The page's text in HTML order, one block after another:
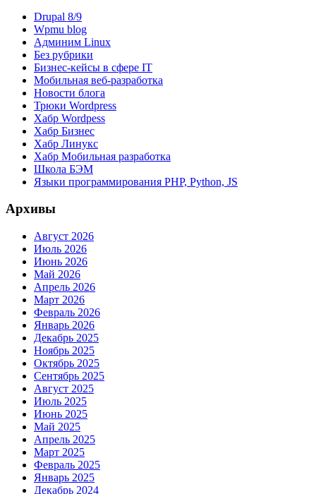
Drupal 8/9
Wpmu blog
Админим Linux
Без рубрики
Бизнес-кейсы в сфере IT
Мобильная веб-разработка
Новости блога
Трюки Wordpress
Хабр Wordpess
Хабр Бизнес
Хабр Линукс
Хабр Мобильная разработка
Школа БЭМ
Языки программирования PHP, Python, JS
Архивы
Август 2026
Июль 2026
Июнь 2026
Май 2026
Апрель 2026
Март 2026
Февраль 2026
Январь 2026
Декабрь 2025
Ноябрь 2025
Октябрь 2025
Сентябрь 2025
Август 2025
Июль 2025
Июнь 2025
Май 2025
Апрель 2025
Март 2025
Февраль 2025
Январь 2025
Декабрь 2024